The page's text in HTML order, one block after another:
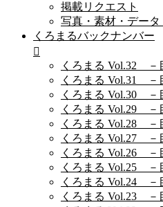
掲載リクエスト
写真・素材・デー
くろまるバックナンバー
くろまる Vol.32 －
くろまる Vol.31 －
くろまる Vol.30 －
くろまる Vol.29 －
くろまる Vol.28 －
くろまる Vol.27 －
くろまる Vol.26 －
くろまる Vol.25 －
くろまる Vol.24 －
くろまる Vol.23 －